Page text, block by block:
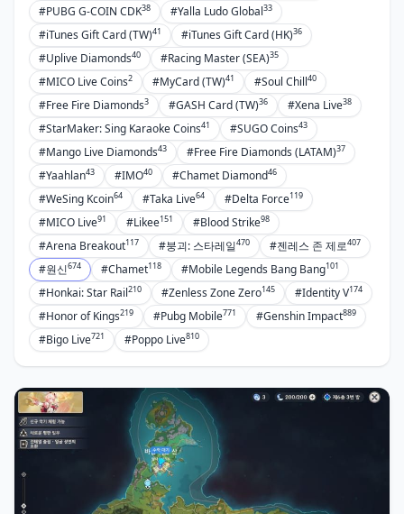
#PUBG G-COIN CDK38 #Yalla Ludo Global33
#iTunes Gift Card (TW)41 #iTunes Gift Card (HK)36
#Uplive Diamonds40 #Racing Master (SEA)35
#MICO Live Coins2 #MyCard (TW)41 #Soul Chill40
#Free Fire Diamonds3 #GASH Card (TW)36 #Xena Live38
#StarMaker: Sing Karaoke Coins41 #SUGO Coins43
#Mango Live Diamonds43 #Free Fire Diamonds (LATAM)37
#Yaahlan43 #IMO40 #Chamet Diamond46
#WeSing Kcoin64 #Taka Live64 #Delta Force119
#MICO Live91 #Likee151 #Blood Strike98
#Arena Breakout117 #붕괴: 스타레일470 #젠레스 존 제로407
#원신674 #Chamet118 #Mobile Legends Bang Bang101
#Honkai: Star Rail210 #Zenless Zone Zero145 #Identity V174
#Honor of Kings219 #Pubg Mobile771 #Genshin Impact889
#Bigo Live721 #Poppo Live810